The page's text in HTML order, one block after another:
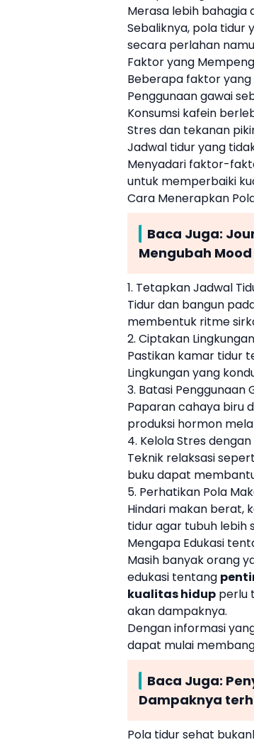
Merasa lebih bahagia
Sebaliknya, pola tidur
secara perlahan
Faktor yang
Beberapa faktor
Penggunaan gawai
Konsumsi kafein
Stres dan tekanan
Jadwal tidur yang
Menyadari faktor-
untuk memperbaiki
Cara Menerapkan
Baca Juga:
Mengubah Mood
1. Tetapkan Jadwal
Tidur dan bangun
membentuk ritme
2. Ciptakan
Pastikan kamar tidur
Lingkungan yang
3. Batasi Penggunaan
Paparan cahaya biru
produksi hormon
4. Kelola Stres dengan
Teknik relaksasi
buku dapat
5. Perhatikan Pola
Hindari makan berat,
tidur agar tubuh lebih
Mengapa Edukasi
Masih banyak orang
edukasi tentang
kualitas hidup perlu
akan dampaknya.
Dengan informasi
dapat mulai
Baca Juga:
Dampaknya
Pola tidur sehat